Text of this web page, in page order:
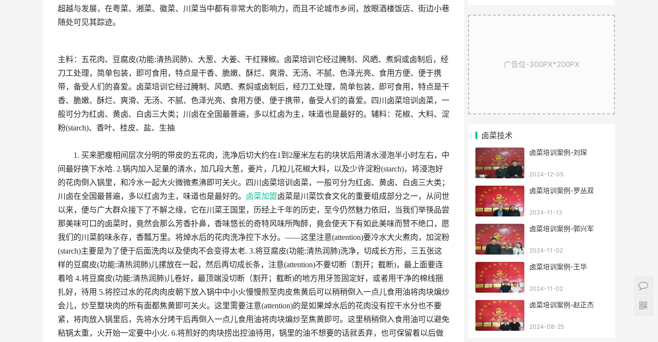
超越与发展，在粤菜、湘菜、徽菜、川菜当中都有非常大的影响力，而且不论城市乡间，放眼酒楼饭店、街边小巷
随处可见其踪迹。
主料：五花肉、豆腐皮(功能:清热润肺)、大葱、大姜、干红辣椒。卤菜培训它经过腌制、风晒、煮焖或卤制后，经
刀工处理，简单包装，即可食用，特点是干香、脆嫩、酥烂、爽滑、无汤、不腻、色泽光亮、食用方便、便于携
带，备受人们的喜爱。卤菜培训它经过腌制、风晒、煮焖或卤制后，经刀工处理，简单包装，即可食用，特点是干
香、脆嫩、酥烂、爽滑、无汤、不腻、色泽光亮、食用方便、便于携带，备受人们的喜爱。四川卤菜培训卤菜，一
般可分为红卤、黄卤、白卤三大类；川卤在全国最普遍，多以红卤为主，味道也是最好的。辅料：花椒、大料、淀
粉(starch)、香叶、桂皮、盐、生抽
1. 买来肥瘦相间层次分明的带皮的五花肉，洗净后切大约在1到2厘米左右的块状后用清水浸泡半小时左右，中
间最好换下水哈. 2.锅内加入足量的清水，加几段大葱，姜片，几粒儿花椒大料，以及少许淀粉(starch)，将浸泡好
的花肉倒入锅里，和冷水一起大火微微煮沸即可关火。四川卤菜培训卤菜，一般可分为红卤、黄卤、白卤三大类；
川卤在全国最普遍，多以红卤为主，味道也是最好的。 卤菜加盟卤菜是川菜饮食文化的重要组成部分之一，从问世
以来，便与广大群众接下了不解之缘，它在川菜王国里，历经上千年的历史，至今仍然魅力依旧，当我们举筷品尝
那美味可口的卤菜时，竟然会那么芳香扑鼻，香味悠长的奇特风味所陶醉，竟会使天下有如此美味而赞不绝口，愿
我们的川菜韵味永存，香瓢万里。将焯水后的花肉洗净控下水分。——这里注意(attention)要冷水大火煮肉，加淀粉
(starch)主要是为了便于后面洗肉以及使肉不会变得太老. 3.将豆腐皮(功能:清热润肺)洗净，切成长方形，三五张这
样的豆腐皮(功能:清热润肺)儿摞放在一起，然后再切成长条，注意(attention)不要切断（割开；截断)，最上面要连
着哈 4.将豆腐皮(功能:清热润肺)儿卷好，最顶端没切断（割开；截断)的地方用牙签固定好，或者用干净的棉线捆
扎好，待用 5.将控过水的花肉肉皮朝下放入锅中中小火慢慢煎至肉皮焦黄后可以稍稍倒入一点儿食用油将肉块煸炒
会儿，炒至整块肉的所有面都焦黄即可关火。这里需要注意(attention)的是如果焯水后的花肉没有控干水分也不要
紧，将肉放入锅里后，先将水分烤干后再倒入一点儿食用油将肉块煸炒至焦黄即可。这里稍稍倒入食用油可以避免
粘锅太重，火开始一定要中小火. 6.将煎好的肉块捞出控油待用，锅里的油不想要的话就丢弃，也可保留着以后做
广告位-300PX*200PX
卤菜技术
卤菜培训案例-刘琛
2024-12-05
卤菜培训案例-罗丛双
2024-11-13
卤菜培训案例-郭兴军
2024-11-02
卤菜培训案例-王华
2024-11-02
卤菜培训案例-赵正杰
2024-08-25